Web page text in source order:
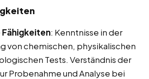
: Kenntnisse in der
von chemischen, physikalischen
Tests. Verständnis der
Probenahme und Analyse bei